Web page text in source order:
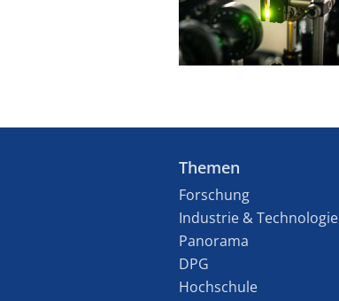
Themen
Forschung
Industrie & Technologie
Panorama
DPG
Hochschule